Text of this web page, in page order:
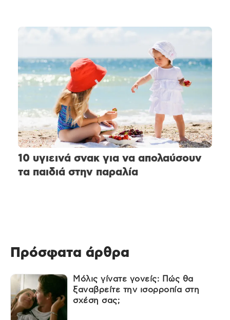
10 υγιεινά σνακ για να απολαύσουν
τα παιδιά στην παραλία
Πρόσφατα άρθρα
Μόλις γίνατε γονείς: Πώς θα
ξαναβρείτε την ισορροπία στη
σχέση σας;